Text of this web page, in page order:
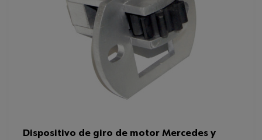
Dispositivo de giro de motor Mercedes y